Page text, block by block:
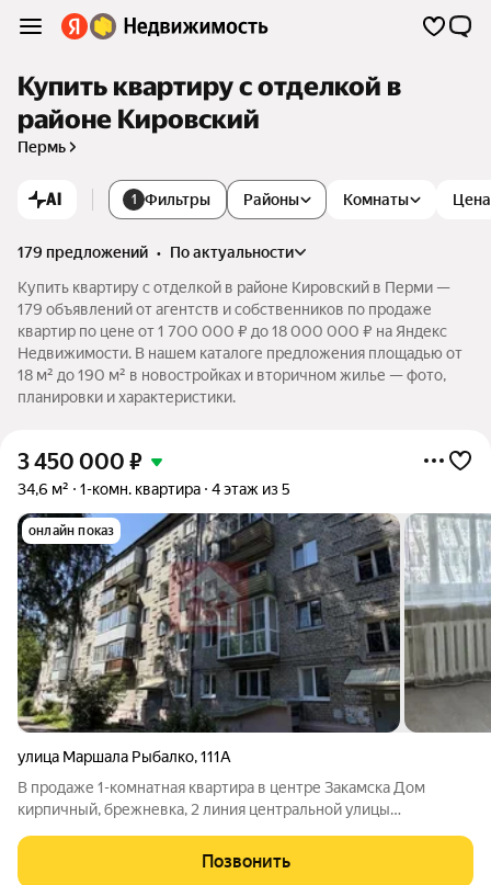
Купить квартиру с отделкой в
районе Кировский
Пермь
AI 1 Фильтры Комнаты Цена
Районы
179 предложений •
по актуальности
Купить квартиру с отделкой в районе Кировский в Перми —
179 объявлений от агентств и собственников по продаже
квартир по цене от 1 700 000 ₽ до 18 000 000 ₽ на Яндекс
Недвижимости. В нашем каталоге предложения площадью от
18 м² до 190 м² в новостройках и вторичном жилье — фото,
планировки и характеристики.
3 450 000 ₽
34,6 м² 1-комн. квартира 4 этаж из 5
онлайн показ
улица Маршала Рыбалко,111А
В продаже 1-комнатная квартира в центре Закамска Дом
кирпичный, брежневка, 2 линия центральной улицы
комнатой и застекленным балконом. Санузел раздельный.
Просторная прихожая. Без долгов и
Позвонить